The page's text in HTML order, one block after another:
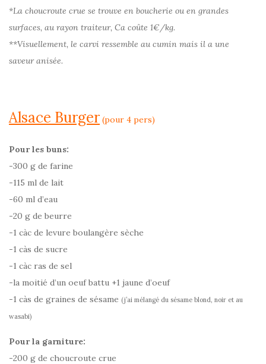
*La choucroute crue se trouve en boucherie ou en grandes
surfaces, au rayon traiteur, Ca coûte 1€/kg.
**Visuellement, le carvi ressemble au cumin mais il a une
saveur anisée.
Alsace Burger (pour 4 pers)
Pour les buns:
-300 g de farine
-115 ml de lait
-60 ml d’eau
-20 g de beurre
-1 càc de levure boulangère sèche
-1 càs de sucre
-1 càc ras de sel
-la moitié d’un oeuf battu +1 jaune d’oeuf
-1 càs de graines de sésame (j’ai mélangé du sésame blond, noir et au
wasabi)
Pour la garniture:
-200 g de choucroute crue